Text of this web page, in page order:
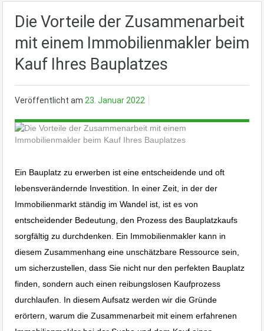
Die Vorteile der Zusammenarbeit
mit einem Immobilienmakler beim
Kauf Ihres Bauplatzes
Veröffentlicht am 23. Januar 2022
Ein Bauplatz zu erwerben ist eine entscheidende und oft
lebensverändernde Investition. In einer Zeit, in der der
Immobilienmarkt ständig im Wandel ist, ist es von
entscheidender Bedeutung, den Prozess des Bauplatzkaufs
sorgfältig zu durchdenken. Ein Immobilienmakler kann in
diesem Zusammenhang eine unschätzbare Ressource sein,
um sicherzustellen, dass Sie nicht nur den perfekten Bauplatz
finden, sondern auch einen reibungslosen Kaufprozess
durchlaufen. In diesem Aufsatz werden wir die Gründe
erörtern, warum die Zusammenarbeit mit einem erfahrenen